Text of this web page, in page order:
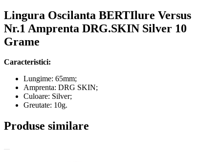
Lingura Oscilanta BERTIlure Versus
Nr.1 Amprenta DRG.SKIN Silver 10
Grame
Caracteristici:
Lungime: 65mm;
Amprenta: DRG SKIN;
Culoare: Silver;
Greutate: 10g.
Produse similare